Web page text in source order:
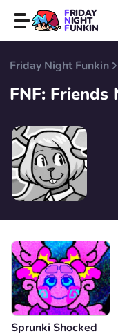
FRIDAY
NIGHT
FUNKIN
Friday Night Funkin
FNF:
Sprunki Shocked